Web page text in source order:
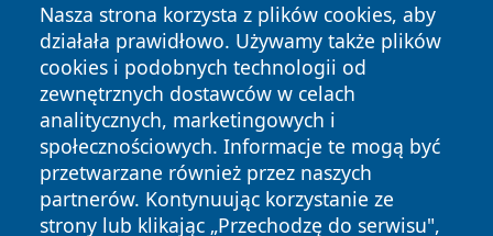
Ostatni Wiking pod gwiazdami -
filmowy finał lata w Wiśle
5 sierpnia 2026
Po kolizji w Ustroniu policjanci
otrzymali podziękowania od
uczestnika zdarzenia
5 sierpnia 2026
Nasza strona korzysta z plików cookies, aby
działała prawidłowo. Używamy także plików
cookies i podobnych technologii od
zewnętrznych dostawców w celach
analitycznych, marketingowych i
społecznościowych. Informacje te mogą być
przetwarzane również przez naszych
partnerów. Kontynuując korzystanie ze
strony lub klikając „Przechodzę do serwisu",